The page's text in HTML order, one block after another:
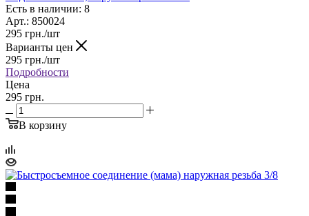
Есть в наличии: 8
Арт.: 850024
295 грн./шт
Варианты цен
295 грн./шт
Подробности
Цена
295 грн.
В корзину